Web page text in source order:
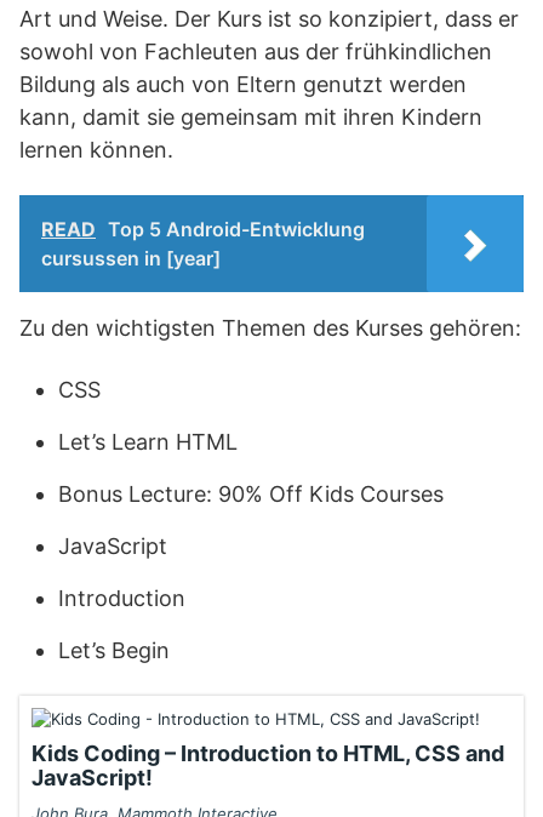
Art und Weise. Der Kurs ist so konzipiert, dass er
sowohl von Fachleuten aus der frühkindlichen
Bildung als auch von Eltern genutzt werden
kann, damit sie gemeinsam mit ihren Kindern
lernen können.
READ Top 5 Android-Entwicklung
cursussen in [year]
Zu den wichtigsten Themen des Kurses gehören:
CSS
Let’s Learn HTML
Bonus Lecture: 90% Off Kids Courses
JavaScript
Introduction
Let’s Begin
Kids Coding – Introduction to HTML, CSS and
JavaScript!